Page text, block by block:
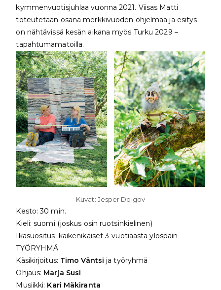
kymmenvuotisjuhlaa vuonna 2021. Viisas Matti
toteutetaan osana merkkivuoden ohjelmaa ja esitys
on nähtävissä kesän aikana myös Turku 2029 –
tapahtumamatoilla.
Kuvat: Jesper Dolgov
Kesto: 30 min.
Kieli: suomi (joskus osin ruotsinkielinen)
Ikäsuositus: kaikenikäiset 3-vuotiaasta ylöspäin
TYÖRYHMÄ
Käsikirjoitus: Timo Väntsi ja työryhmä
Ohjaus: Marja Susi
Musiikki: Kari Mäkiranta